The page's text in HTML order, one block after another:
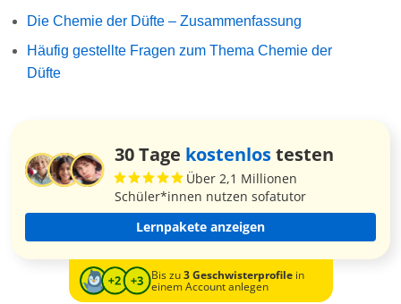
Die Chemie der Düfte – Zusammenfassung
Häufig gestellte Fragen zum Thema Chemie der
Düfte
30 Tage kostenlostesten
Über 2,1 Millionen
Schüler*innen nutzen sofatutor
Lernpakete anzeigen
Bis zu3 Geschwisterprofilein
einem Account anlegen